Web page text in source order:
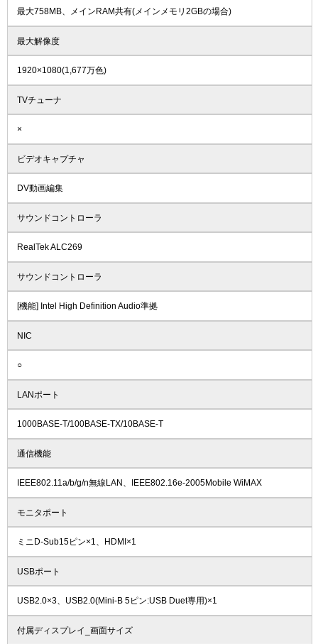
最大758MB、メインRAM共有(メインメモリ2GBの場合)
最大解像度
1920×1080(1,677万色)
TVチューナ
×
ビデオキャプチャ
DV動画編集
サウンドコントローラ
RealTek ALC269
サウンドコントローラ
[機能] Intel High Definition Audio準拠
NIC
○
LANポート
1000BASE-T/100BASE-TX/10BASE-T
通信機能
IEEE802.11a/b/g/n無線LAN、IEEE802.16e-2005Mobile WiMAX
モニタポート
ミニD-Sub15ピン×1、HDMI×1
USBポート
USB2.0×3、USB2.0(Mini-B 5ピン:USB Duet専用)×1
付属ディスプレイ_画面サイズ